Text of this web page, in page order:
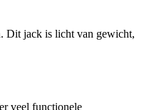
Dit jack is licht van gewicht,
veel functionele